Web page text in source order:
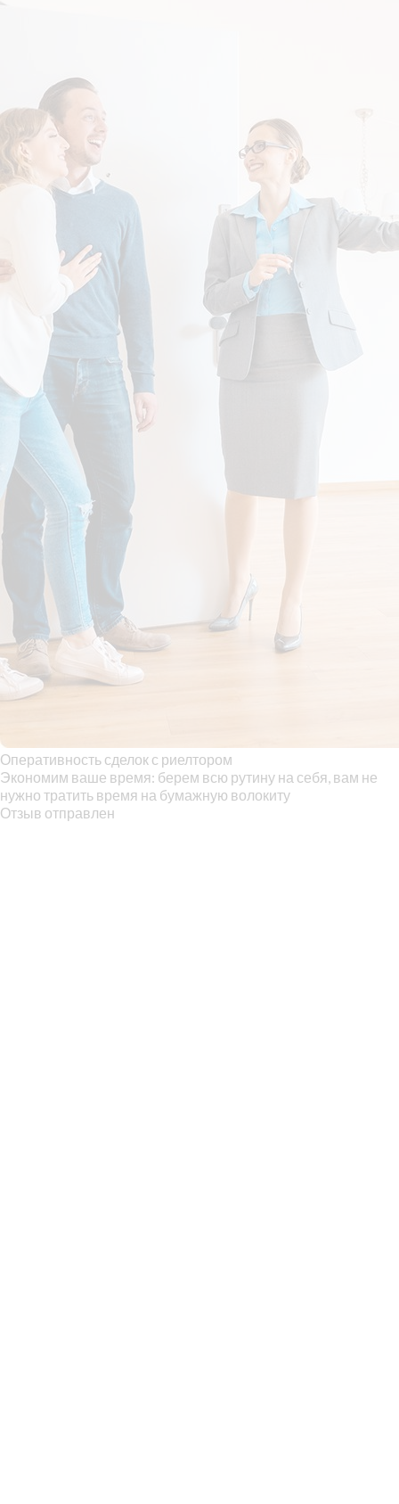
Оперативность сделок с риелтором
Экономим ваше время: берем всю рутину на себя, вам не
нужно тратить время на бумажную волокиту
Отзыв отправлен